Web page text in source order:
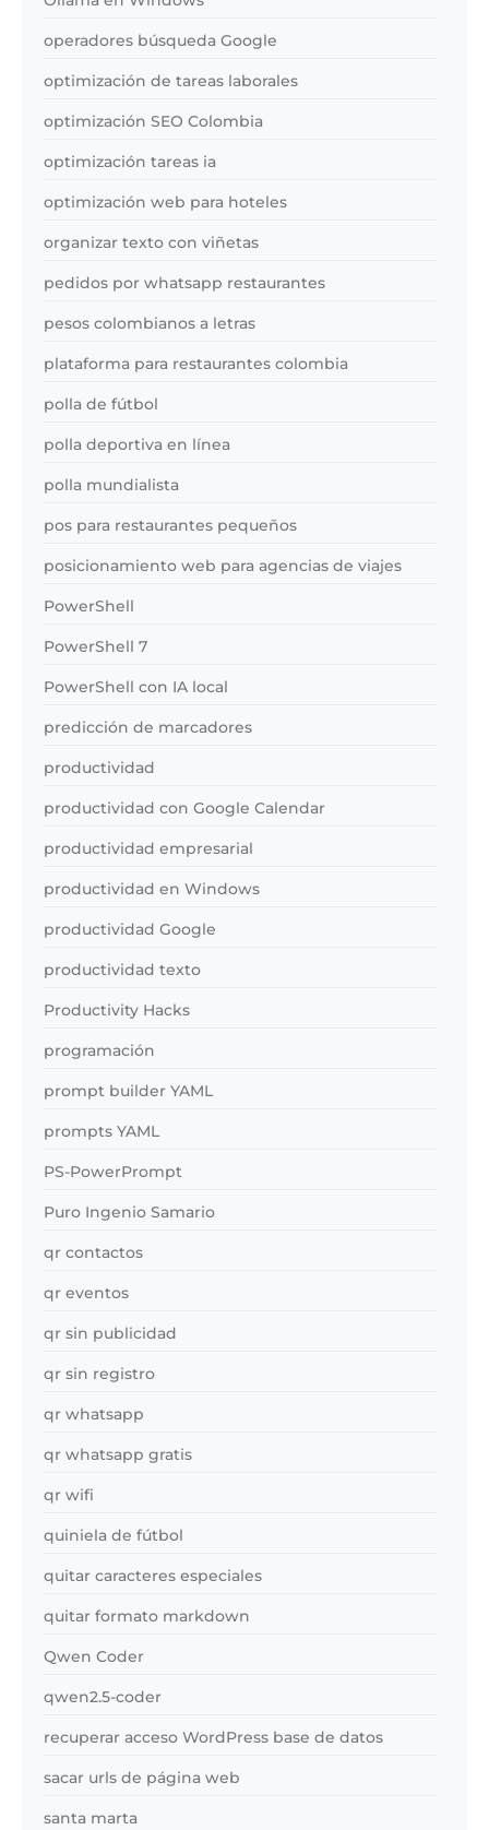
operadores búsqueda Google
optimización de tareas laborales
optimización SEO Colombia
optimización tareas ia
optimización web para hoteles
organizar texto con viñetas
pedidos por whatsapp restaurantes
pesos colombianos a letras
plataforma para restaurantes colombia
polla de fútbol
polla deportiva en línea
polla mundialista
pos para restaurantes pequeños
posicionamiento web para agencias de viajes
PowerShell
PowerShell 7
PowerShell con IA local
predicción de marcadores
productividad
productividad con Google Calendar
productividad empresarial
productividad en Windows
productividad Google
productividad texto
Productivity Hacks
programación
prompt builder YAML
prompts YAML
PS-PowerPrompt
Puro Ingenio Samario
qr contactos
qr eventos
qr sin publicidad
qr sin registro
qr whatsapp
qr whatsapp gratis
qr wifi
quiniela de fútbol
quitar caracteres especiales
quitar formato markdown
Qwen Coder
qwen2.5-coder
recuperar acceso WordPress base de datos
sacar urls de página web
santa marta